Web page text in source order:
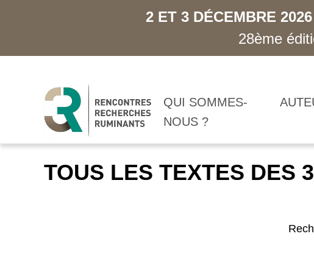
2 ET 3 DÉCEMBRE
28ème
QUI SOMMES-
NOUS ?
TOUS LES TEXTES DES